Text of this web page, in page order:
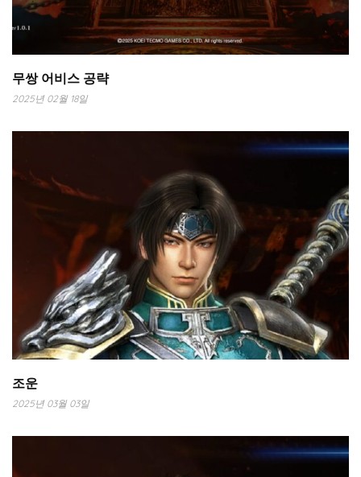
무쌍 어비스 공략
2025년 02월 18일
조운
2025년 03월 03일